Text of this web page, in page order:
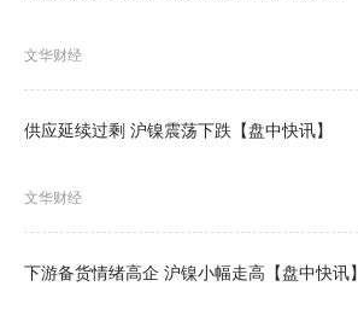
文华财经
供应延续过剩 沪镍震荡下跌【盘中快讯】
文华财经
下游备货情绪高企 沪镍小幅走高【盘中快讯】